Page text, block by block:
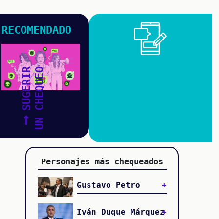
RECOMENDADO
SUGERIRUN CHEQUEO
Personajes más chequeados
Gustavo Petro
Iván Duque Márquez